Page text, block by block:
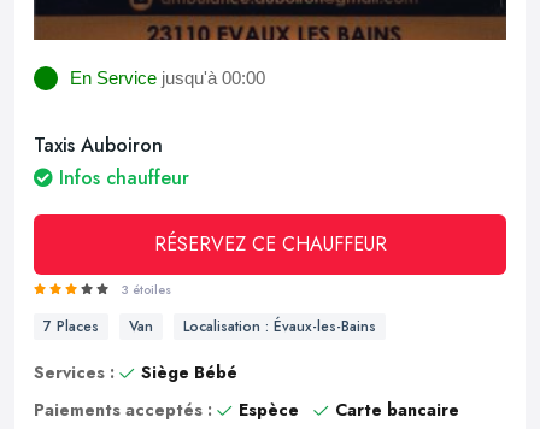
En Service jusqu'à 00:00
Taxis Auboiron
Infos chauffeur
RÉSERVEZ CE CHAUFFEUR
3 étoiles
7 Places Van Localisation : Évaux-les-Bains
Services :
Siège Bébé
Paiements acceptés :
Espèce Carte bancaire